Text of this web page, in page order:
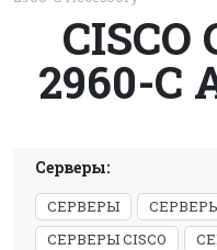
CISCO
2960-C
Серверы:
СЕРВЕРЫ
СЕРВЕРЫ CISCO